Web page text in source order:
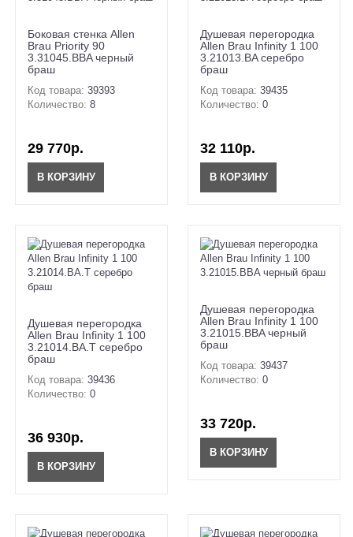
Боковая стенка Allen
Brau Priority 90
3.31045.BBA черный
браш
Код товара: 39393
Количество: 8
29 770р.
В КОРЗИНУ
Душевая перегородка
Allen Brau Infinity 1 100
3.21013.BA серебро
браш
Код товара: 39435
Количество: 0
32 110р.
В КОРЗИНУ
Душевая перегородка
Allen Brau Infinity 1 100
3.21014.BA.T серебро
браш
Код товара: 39436
Количество: 0
36 930р.
В КОРЗИНУ
Душевая перегородка
Allen Brau Infinity 1 100
3.21015.BBA черный
браш
Код товара: 39437
Количество: 0
33 720р.
В КОРЗИНУ